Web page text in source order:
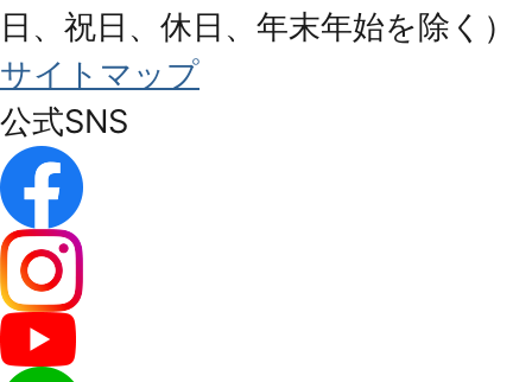
日、祝日、休日、年末年始を除く）
サイトマップ
公式SNS